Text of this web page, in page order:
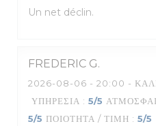
Un net déclin.
FREDERIC G
2026-08-06 - 20:00 -
ΥΠΗΡΕΣΊΑ : 5/5
5/5 ΠΟΙΌΤΗΤΑ / ΤΙΜΉ : 5/5